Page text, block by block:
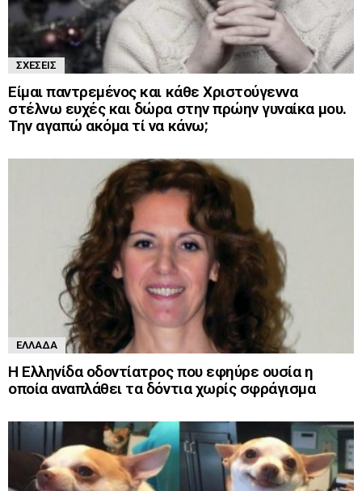
ΣΧΈΣΕΙΣ
Είμαι παντρεμένος και κάθε Χριστούγεννα
στέλνω ευχές και δώρα στην πρώην γυναίκα μου.
Την αγαπώ ακόμα τί να κάνω;
ΕΛΛΆΔΑ
Η Ελληνίδα οδοντίατρος που εφηύρε ουσία η
οποία αναπλάθει τα δόντια χωρίς σφράγισμα